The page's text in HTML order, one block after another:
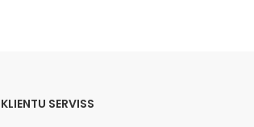
KLIENTU SERVISS